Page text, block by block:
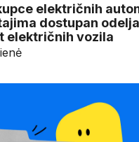
električnih
dostupan
električnih vozila